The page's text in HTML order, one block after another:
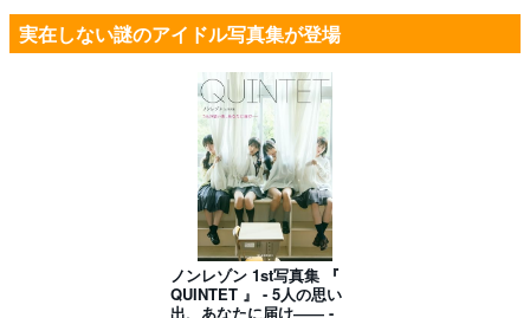
実在しない謎のアイドル写真集が登場
ノンレゾン 1st写真集 『
QUINTET 』 - 5人の思い
出、あなたに届け―― -